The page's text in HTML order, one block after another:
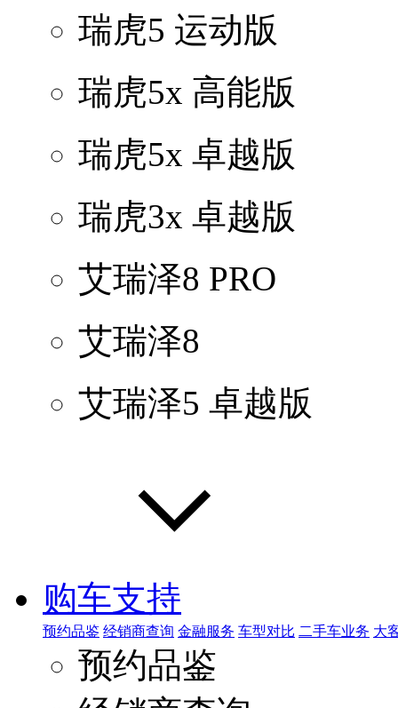
瑞虎5 运动版
瑞虎5x 高能版
瑞虎5x 卓越版
瑞虎3x 卓越版
艾瑞泽8 PRO
艾瑞泽8
艾瑞泽5 卓越版
购车支持
预约品鉴 经销商查询 金融服务 车型对比 二手车业务 大
预约品鉴